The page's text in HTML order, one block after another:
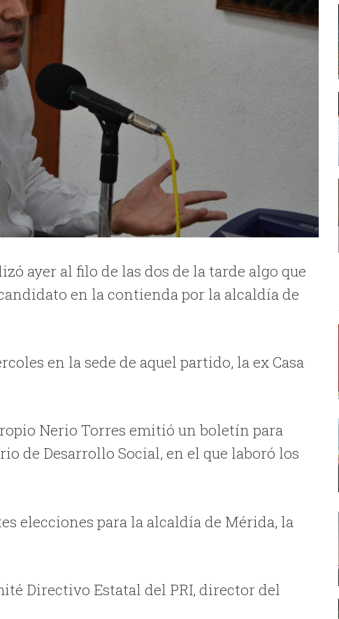
ayer al filo de las dos de la tarde algo que
en la contienda por la alcaldía de
en la sede de aquel partido, la ex Casa
Nerio Torres emitió un boletín para
de Desarrollo Social, en el que laboró los
elecciones para la alcaldía de Mérida, la
Directivo Estatal del PRI, director del